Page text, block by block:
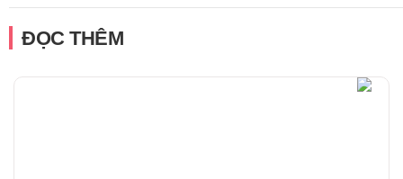
ĐỌC THÊM